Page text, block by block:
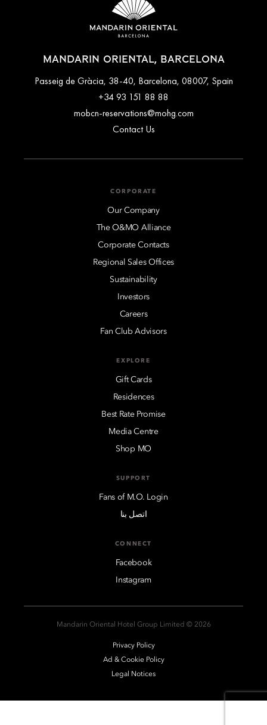
MANDARIN ORIENTAL, BARCELONA
Passeig de Gràcia, 38-40, Barcelona, 08007, Spain
+34 93 151 88 88
mobcn-reservations@mohg.com
Contact Us
CORPORATE
Our Company
The O&MO Alliance
Corporate Contacts
Regional Sales Offices
Sustainability
Investors
Careers
Fan Club Advisors
EXPLORE
Gift Cards
Residences
Best Rate Promise
Media Centre
Shop MO
SUPPORT
Fans of M.O. Login
اتصل بنا
CONNECT
Facebook
Instagram
2026 © Mandarin Oriental Hotel Group Limited
Privacy Policy
Ad & Cookie Policy
Legal Notices